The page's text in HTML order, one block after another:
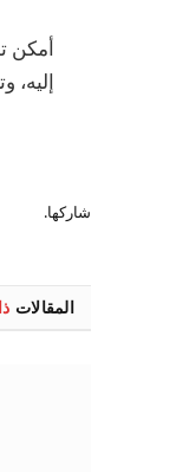
أمكن
إليه،
شاركها.
المقالات